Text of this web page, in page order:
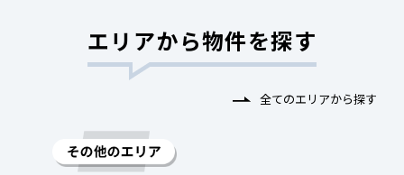
エリアから物件を探す
全てのエリアから探す